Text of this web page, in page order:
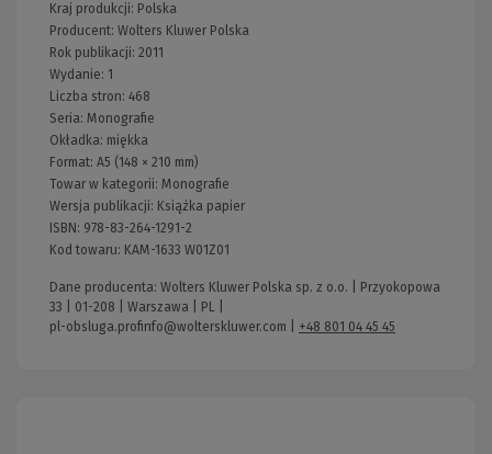
Kraj produkcji: Polska
Producent: Wolters Kluwer Polska
Rok publikacji: 2011
Wydanie: 1
Liczba stron: 468
Seria: Monografie
Okładka: miękka
Format: A5 (148 × 210 mm)
Towar w kategorii: Monografie
Wersja publikacji: Książka papier
ISBN: 978-83-264-1291-2
Kod towaru: KAM-1633 W01Z01
Dane producenta: Wolters Kluwer Polska sp. z o.o. | Przyokopowa
33 | 01-208 | Warszawa | PL |
pl-obsluga.profinfo@wolterskluwer.com
+48 801 04 45 45